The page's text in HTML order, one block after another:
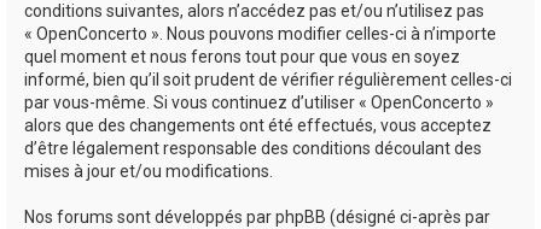
conditions suivantes, alors n’accédez pas et/ou n’utilisez pas
« OpenConcerto ». Nous pouvons modifier celles-ci à n’importe
quel moment et nous ferons tout pour que vous en soyez
informé, bien qu’il soit prudent de vérifier régulièrement celles-ci
par vous-même. Si vous continuez d’utiliser « OpenConcerto »
alors que des changements ont été effectués, vous acceptez
d’être légalement responsable des conditions découlant des
mises à jour et/ou modifications.
Nos forums sont développés par phpBB (désigné ci-après par